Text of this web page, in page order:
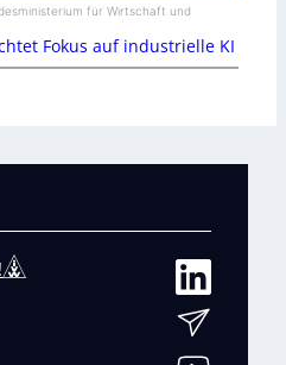
für Wirtschaft und
Fokus auf industrielle KI